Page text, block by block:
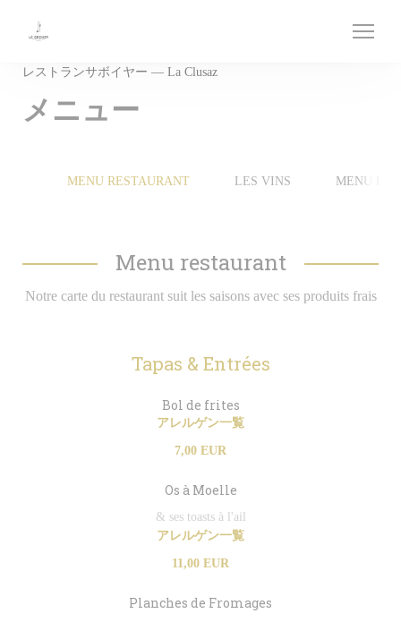
レストランサボイヤー — La Clusaz
メニュー
MENU RESTAURANT LES VINS MENU
Menu restaurant
Notre carte du restaurant suit les saisons avec ses produits frais
Tapas & Entrées
Bol de frites
アレルゲン一覧
7,00 EUR
Os à Moelle
& ses toasts à l'ail
アレルゲン一覧
11,00 EUR
Planches de Fromages